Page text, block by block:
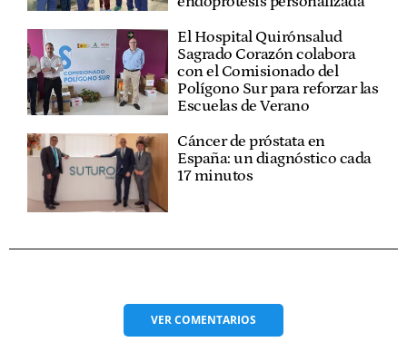
El Hospital Quirónsalud
Sagrado Corazón colabora
con el Comisionado del
Polígono Sur para reforzar las
Escuelas de Verano
Cáncer de próstata en
España: un diagnóstico cada
17 minutos
VERCOMENTARIOS